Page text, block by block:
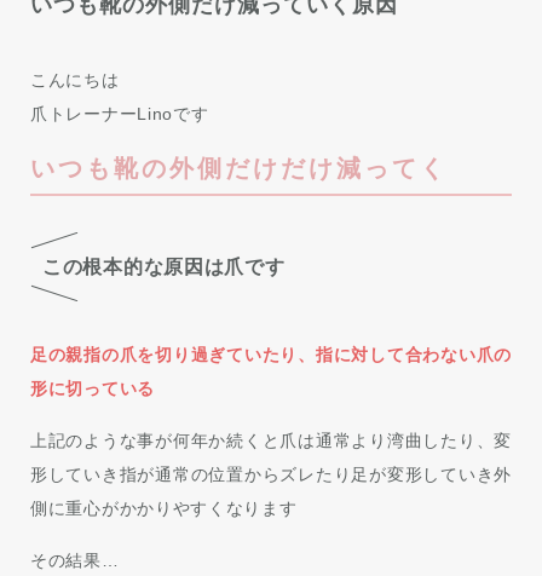
いつも靴の外側だけ減っていく原因
こんにちは
爪トレーナーLinoです
いつも靴の外側だけだけ減ってく
この根本的な原因は爪です
足の親指の爪を切り過ぎていたり、指に対して合わない爪の
形に切っている
上記のような事が何年か続くと爪は通常より湾曲したり、変
形していき指が通常の位置からズレたり足が変形していき外
側に重心がかかりやすくなります
その結果…